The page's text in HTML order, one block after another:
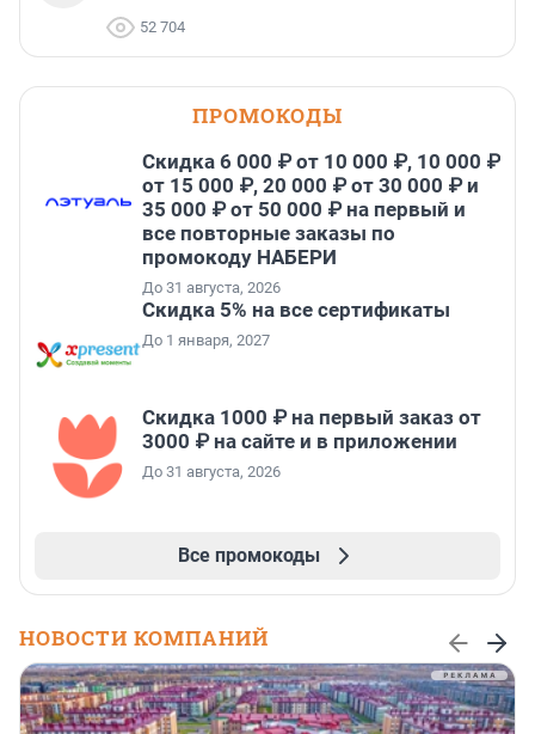
52 704
ПРОМОКОДЫ
Скидка 6 000 ₽ от 10 000 ₽, 10 000 ₽
от 15 000 ₽, 20 000 ₽ от 30 000 ₽ и
35 000 ₽ от 50 000 ₽ на первый и
все повторные заказы по
промокоду НАБЕРИ
До 31 августа, 2026
Скидка 5% на все сертификаты
До 1 января, 2027
Скидка 1000 ₽ на первый заказ от
3000 ₽ на сайте и в приложении
До 31 августа, 2026
Все промокоды
НОВОСТИ КОМПАНИЙ